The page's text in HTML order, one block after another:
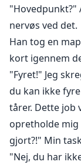
"Hovedpunkt?"
nervøs ved det.
Han tog en
kort igennem
"Fyret!" Jeg
du kan ikke
tårer. Dette job
opretholde
gjort?!" Min
"Nej, du har